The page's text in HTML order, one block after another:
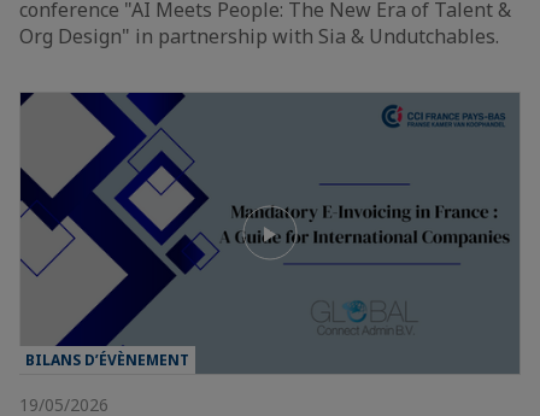
conference "AI Meets People: The New Era of Talent &
Org Design" in partnership with Sia & Undutchables.
BILANS D’ÉVÈNEMENT
19/05/2026